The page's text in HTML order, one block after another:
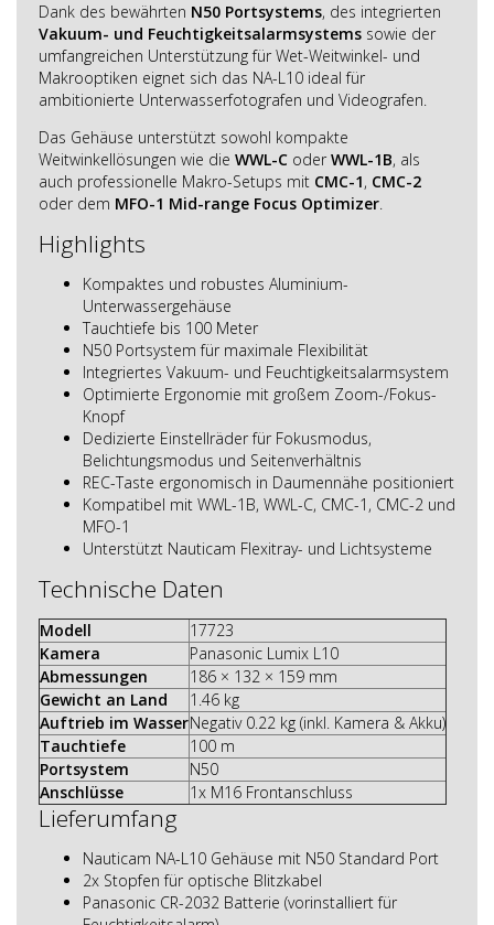
Dank des bewährten N50 Portsystems, des integrierten
Vakuum- und Feuchtigkeitsalarmsystems sowie der
umfangreichen Unterstützung für Wet-Weitwinkel- und
Makrooptiken eignet sich das NA-L10 ideal für
ambitionierte Unterwasserfotografen und Videografen.
Das Gehäuse unterstützt sowohl kompakte
Weitwinkellösungen wie die WWL-C oder WWL-1B, als
auch professionelle Makro-Setups mit CMC-1, CMC-2
oder dem MFO-1 Mid-range Focus Optimizer.
Highlights
Kompaktes und robustes Aluminium-
Unterwassergehäuse
Tauchtiefe bis 100 Meter
N50 Portsystem für maximale Flexibilität
Integriertes Vakuum- und Feuchtigkeitsalarmsystem
Optimierte Ergonomie mit großem Zoom-/Fokus-
Knopf
Dedizierte Einstellräder für Fokusmodus,
Belichtungsmodus und Seitenverhältnis
REC-Taste ergonomisch in Daumennähe positioniert
Kompatibel mit WWL-1B, WWL-C, CMC-1, CMC-2 und
MFO-1
Unterstützt Nauticam Flexitray- und Lichtsysteme
Technische Daten
Modell
17723
Kamera
Panasonic Lumix L10
Abmessungen
186 × 132 × 159 mm
Gewicht an Land
1.46 kg
Auftrieb im WasserNegativ 0.22 kg (inkl. Kamera & Akku)
Tauchtiefe
100 m
Portsystem
N50
Anschlüsse
1x M16 Frontanschluss
Lieferumfang
Nauticam NA-L10 Gehäuse mit N50 Standard Port
2x Stopfen für optische Blitzkabel
Panasonic CR-2032 Batterie (vorinstalliert für